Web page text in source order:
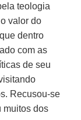
teologia
valor do
dentro
com as
de seu
Recusou-se
muitos dos